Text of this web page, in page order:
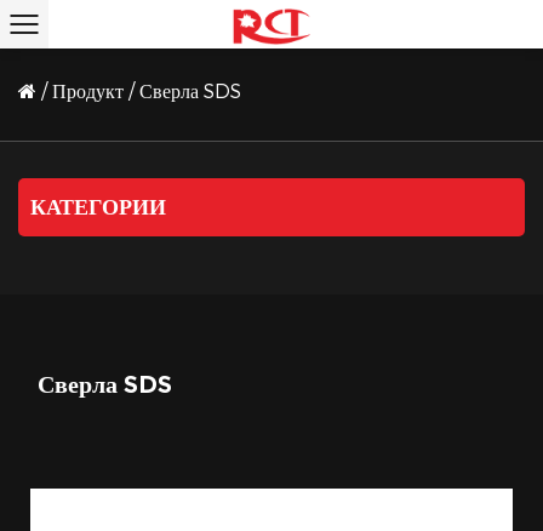
/Продукт /Сверла SDS
КАТЕГОРИИ
Сверла SDS